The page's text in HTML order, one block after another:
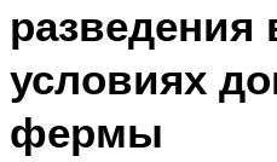
разведения
условиях
фермы